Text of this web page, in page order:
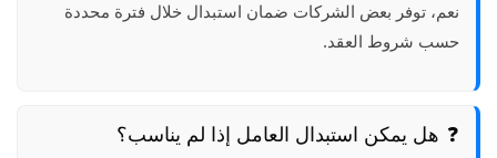
نعم، توفر بعض الشركات ضمان استبدال خلال فترة محددة
حسب شروط العقد.
هل يمكن استبدال العامل إذا لم يناسب؟